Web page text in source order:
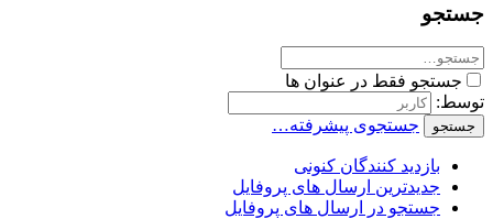
جستجو
جستجو فقط در عنوان ها
توسط:
جستجو جستجوی پیشرفته…
بازدید کنندگان کنونی
جدیدترین ارسال های پروفایل
جستجو در ارسال های پروفایل